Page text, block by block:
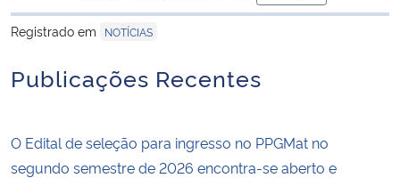
para área de
Registrado em
NOTÍCIAS
Publicações Recentes
O Edital de seleção para ingresso no PPGMat no
segundo semestre de 2026 encontra-se aberto e